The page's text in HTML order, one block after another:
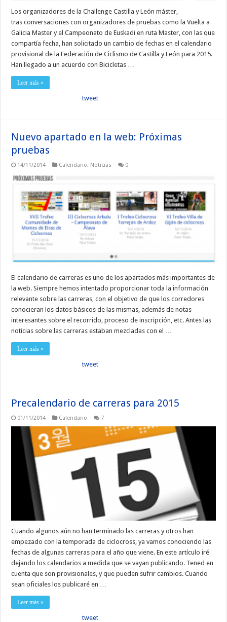
Los organizadores de la Challenge Castilla y León máster,
tras conversaciones con organizadores de pruebas como la Vuelta a
Galicia Master y el Campeonato de Euskadi en ruta Master, con las que
compartía fecha, han solicitado un cambio de fechas en el calendario
provisional de la Federación de Ciclismo de Castilla y León para 2015.
Han llegado a un acuerdo con Bicicletas …
Leer más »
tweet
Nuevo apartado en la web: Próximas
pruebas
14/11/2014 Calendario, Noticias 0
El calendario de carreras es uno de los apartados más importantes de
la web. Siempre hemos intentado proporcionar toda la información
relevante sobre las carreras, con el objetivo de que los corredores
conocieran los datos básicos de las mismas, además de notas
interesantes sobre el recorrido, proceso de inscripción, etc. Antes las
noticias sobre las carreras estaban mezcladas con el …
Leer más »
tweet
Precalendario de carreras para 2015
01/11/2014 Calendario 7
Cuando algunos aún no han terminado las carreras y otros han
empezado con la temporada de ciclocross, ya vamos conociendo las
fechas de algunas carreras para el año que viene. En este artículo iré
dejando los calendarios a medida que se vayan publicando. Tened en
cuenta que son provisionales, y que pueden sufrir cambios. Cuando
sean oficiales los publicaré en …
Leer más »
tweet